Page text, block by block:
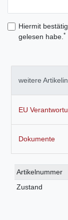
Hiermit
gelesen habe. *
weitere
EU
Dokumente
Technisches
Merkmal
Wert
Artikelnummer
Zustand